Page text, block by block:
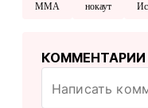
ММА нокаут
КОММЕНТАРИИ